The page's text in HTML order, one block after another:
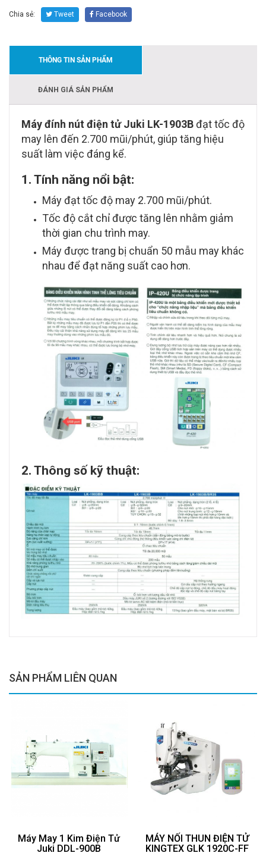
Chia sẻ: Tweet Facebook
THÔNG TIN SẢN PHẨM
ĐÁNH GIÁ SẢN PHẨM
Máy đính nút điện tử Juki LK-1903Bđạt tốc độ
may lên đến 2.700 mũi/phút, giúp tăng hiệu
suất làm việc đáng kể.
1. Tính năng nổi bật:
Máy đạt tốc độ may 2.700 mũi/phút.
Tốc độ cắt chỉ được tăng lên nhằm giảm
thời gian chu trình may.
Máy được trang bị chuẩn 50 mẫu may khác
nhau để đạt năng suất cao hơn.
2. Thông số kỹ thuật:
SẢN PHẨM LIÊN QUAN
Máy May 1 Kim Điện Tử
Juki DDL-900B
MÁY NỐI THUN ĐIỆN TỬ
KINGTEX GLK 1920C-FF